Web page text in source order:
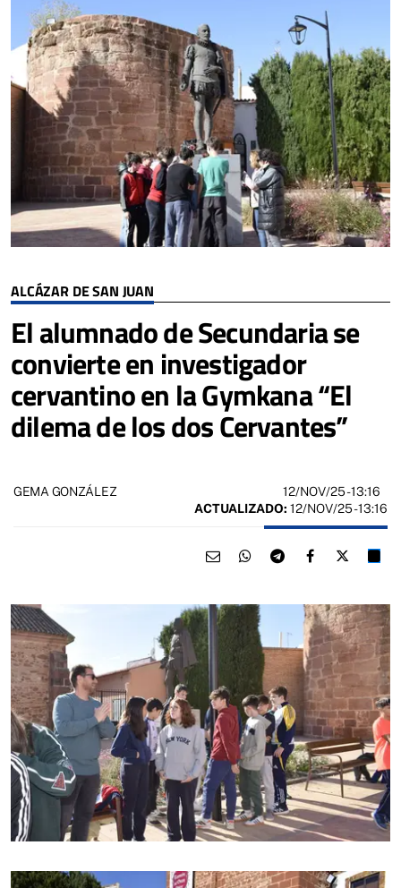
ALCÁZAR DE SAN JUAN
El alumnado de Secundaria se
convierte en investigador
cervantino en la Gymkana “El
dilema de los dos Cervantes”
GEMA GONZÁLEZ 12/NOV/25- 13:16
ACTUALIZADO: 12/NOV/25 - 13:16